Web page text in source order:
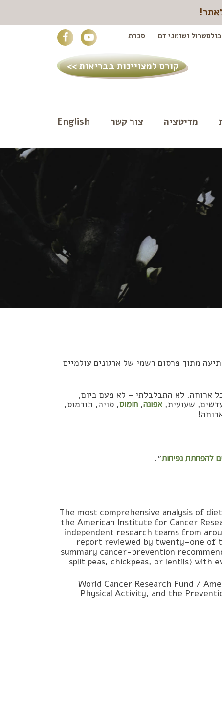
כולסטרול ושומני דם סכרת
קורס למצויינות בבריאות >>
מדיטציה צור קשר English
מתוך פרסום רשמי של ארגונים עולמיים
ארוחה. לא התבלבלתי – לא פעם ביום,
שעועית,אפונה, חומוס, סויה, תורמוס,
להפחתת נפיחות״.
The most comprehensive analysis of
the American Institute for Cancer
independent research teams from
report reviewed by twenty-one of
summary cancer-prevention
split peas, chickpeas, or lentils) with
World Cancer Research Fund /
Physical Activity, and the